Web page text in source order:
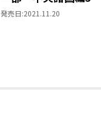
発売日:2021.11.20